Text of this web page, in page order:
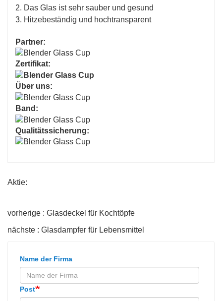
2. Das Glas ist sehr sauber und gesund
3. Hitzebeständig und hochtransparent
Partner:
Zertifikat:
Über uns:
Band:
Qualitätssicherung:
Aktie:
vorherige : Glasdeckel für Kochtöpfe
nächste : Glasdampfer für Lebensmittel
Name der Firma
Post